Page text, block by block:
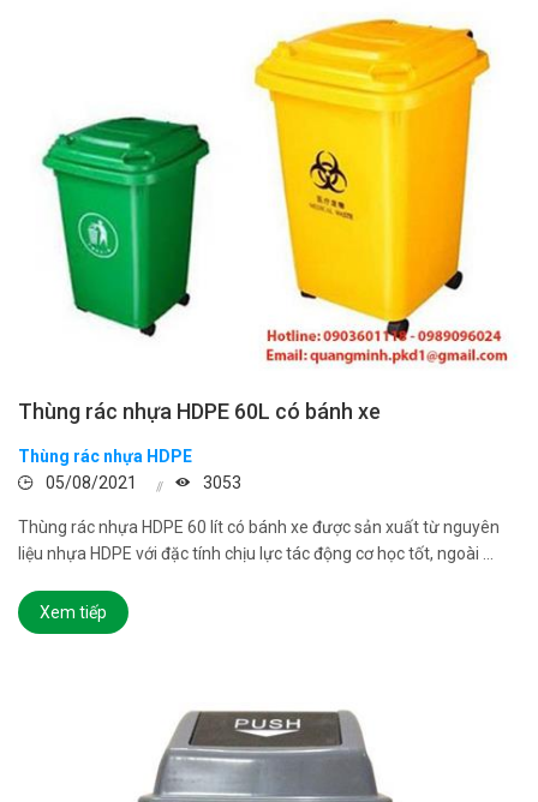
Thùng rác nhựa HDPE 60L có bánh xe
Thùng rác nhựa HDPE
05/08/2021
3053
Thùng rác nhựa HDPE 60 lít có bánh xe được sản xuất từ nguyên
liệu nhựa HDPE với đặc tính chịu lực tác động cơ học tốt, ngoài ...
Xem tiếp